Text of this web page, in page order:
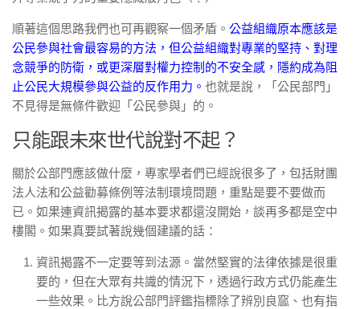
順著這個思路我們也可再觀察一個矛盾。 公益組織原本應該是
公民參與社會最容易的方法，但公益組織對專業的堅持、對理
念競爭的防衛，或更深層對權力控制的不安全感，隱約成為阻
止公民大規模參與公益的反作用力。 也就是說，「公民部門」
不見得是無條件歡迎「公民參與」的。
只能跟未來世代說對不起？
關於公部門應該做什麼，專家學者們已經說很多了，包括財團
法人法和公益勸募條例等法制環境問題，重點是要不要做而
已。如果連資訊揭露的基本要求都還沒開始，談再多都是空中
樓閣。如果真要試著說幾個建議的話：
資訊揭露不一定要等到法源。當然堅實的法律依據是很重
要的，但在大眾有共識的情況下，透過行政方式仍能產生
一些效果。比方說公部門評鑑指標除了辨別良窳、也有指